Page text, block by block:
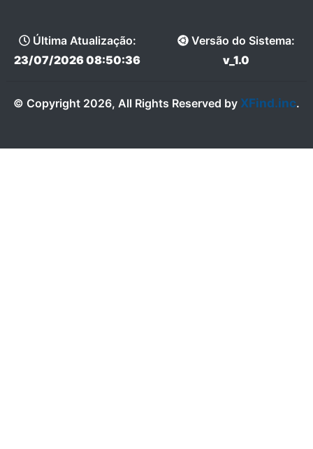
Última Atualização:
23/07/2026 08:50:36
Versão do Sistema:
v_1.0
© Copyright 2026, All Rights Reserved by XFind.inc.